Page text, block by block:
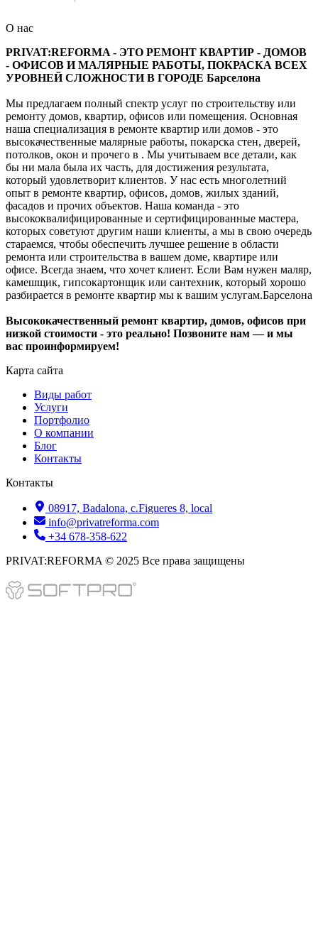
О нас
PRIVAT:REFORMA - ЭТО РЕМОНТ КВАРТИР - ДОМОВ
- ОФИСОВ И МАЛЯРНЫЕ РАБОТЫ, ПОКРАСКА ВСЕХ
УРОВНЕЙ СЛОЖНОСТИ В ГОРОДЕ Барселона
Мы предлагаем полный спектр услуг по строительству или
ремонту домов, квартир, офисов или помещения. Основная
наша специализация в ремонте квартир или домов - это
высокачественные малярные работы, покарска стен, дверей,
потолков, окон и прочего в . Мы учитываем все детали, как
бы ни мала была их часть, для достижения результата,
который удовлетворит клиентов. У нас есть многолетний
опыт в ремонте квартир, офисов, домов, жилых зданий,
фасадов и прочих объектов. Наша команда - это
высококвалифицированные и сертифицированные мастера,
которых советуют другим наши клиенты, а мы в свою очередь
стараемся, чтобы обеспечить лучшее решение в области
ремонта или строительства в вашем доме, квартире или
офисе. Всегда знаем, что хочет клиент. Если Вам нужен маляр,
камешщик, гипсокартонщик или сантехник, который хорошо
разбирается в ремонте квартир мы к вашим услугам.Барселона
Высококачественный ремонт квартир, домов, офисов при
низкой стоимости - это реально! Позвоните нам — и мы
вас проинформируем!
Карта сайта
Виды работ
Услуги
Портфолио
О компании
Блог
Контакты
Контакты
08917, Badalona, c.Figueres 8, local
info@privatreforma.com
+34 678-358-622
PRIVAT:REFORMA © 2025 Все права защищены